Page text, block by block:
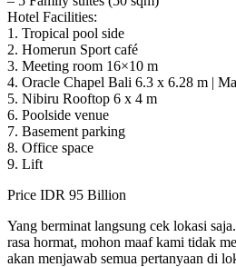
Hotel Facilities:
1. Tropical pool side
2. Homerun Sport café
3. Meeting room 16×10 m
4. Oracle Chapel Bali 6.3 x 6.28 m |
5. Nibiru Rooftop 6 x 4 m
6. Poolside venue
7. Basement parking
8. Office space
9. Lift
Price IDR 95 Billion
Yang berminat langsung cek lokasi
rasa hormat, mohon maaf kami tidak
akan menjawab semua pertanyaan di